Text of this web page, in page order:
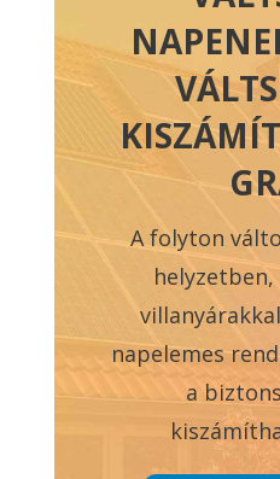
A folyton
helyzetben,
napelemes
a